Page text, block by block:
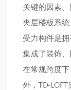
关键的因素
夹层楼板系
受力构件是
集成了装饰
在常规跨度
外，TD-